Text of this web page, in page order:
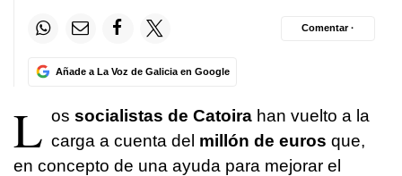
Añade a La Voz de Galicia en Google
Comentar ·
L os socialistas de Catoira han vuelto a la
carga a cuenta del millón de euros que,
en concepto de una ayuda para mejorar el